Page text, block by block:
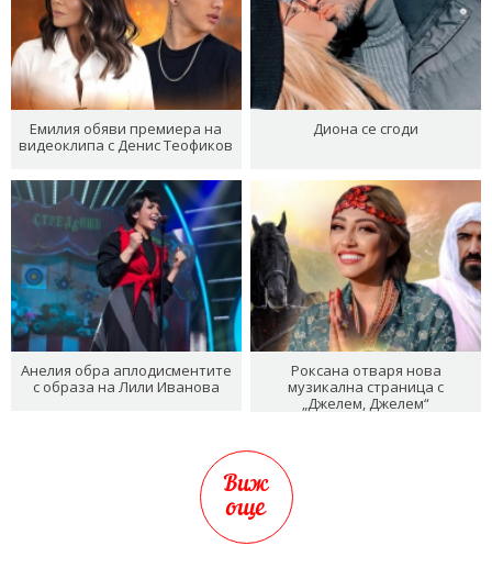
Емилия обяви премиера на
видеоклипа с Денис Теофиков
Диона се сгоди
Анелия обра аплодисментите
с образа на Лили Иванова
Роксана отваря нова
музикална страница с
„Джелем, Джелем“
Виж
още